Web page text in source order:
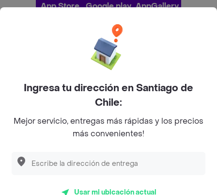
Descubre las PROMOCIONES que tenemos
App Store Google play AppGallery
Pide tu comida favorita cerca de ti
Categorías
Ingresa tu dirección en Santiago de
Chile:
Mejor servicio, entregas más rápidas y los precios
más convenientes!
Usar mi ubicación actual